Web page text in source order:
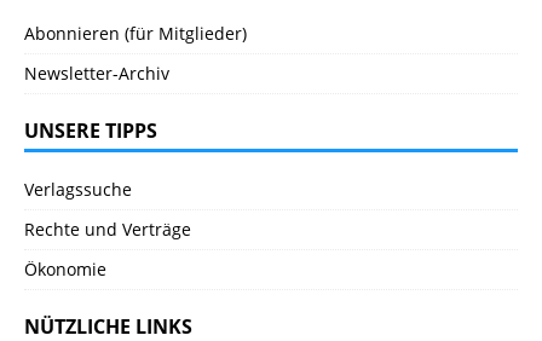
Abonnieren (für Mitglieder)
Newsletter-Archiv
UNSERE TIPPS
Verlagssuche
Rechte und Verträge
Ökonomie
NÜTZLICHE LINKS